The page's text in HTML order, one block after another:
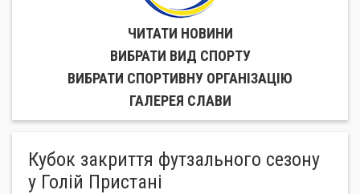
ЧИТАТИ НОВИНИ
ВИБРАТИ ВИД СПОРТУ
ВИБРАТИ СПОРТИВНУ ОРГАНIЗАЦIЮ
ГАЛЕРЕЯ СЛАВИ
Кубок закриття футзального сезону
у Голій Пристані